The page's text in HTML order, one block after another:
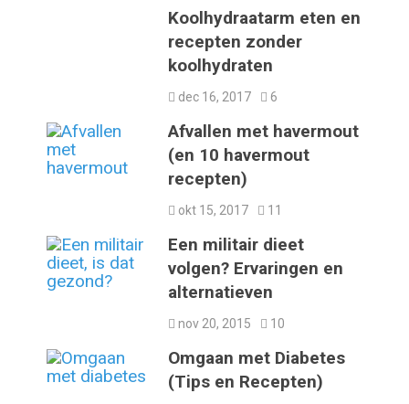
Koolhydraatarm eten en
recepten zonder
koolhydraten
dec 16, 2017 6
Afvallen met havermout
(en 10 havermout
recepten)
okt 15, 2017 11
Een militair dieet
volgen? Ervaringen en
alternatieven
nov 20, 2015 10
Omgaan met Diabetes
(Tips en Recepten)